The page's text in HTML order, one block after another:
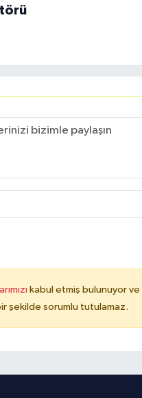
kabul etmiş bulunuyor
şekilde sorumlu tutulamaz.